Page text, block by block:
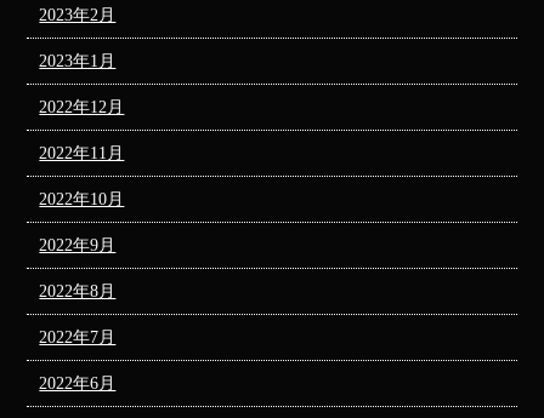
2023年2月
2023年1月
2022年12月
2022年11月
2022年10月
2022年9月
2022年8月
2022年7月
2022年6月